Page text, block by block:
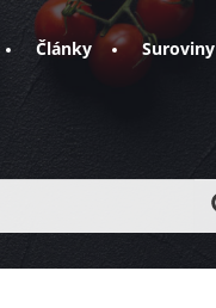
Články Suroviny